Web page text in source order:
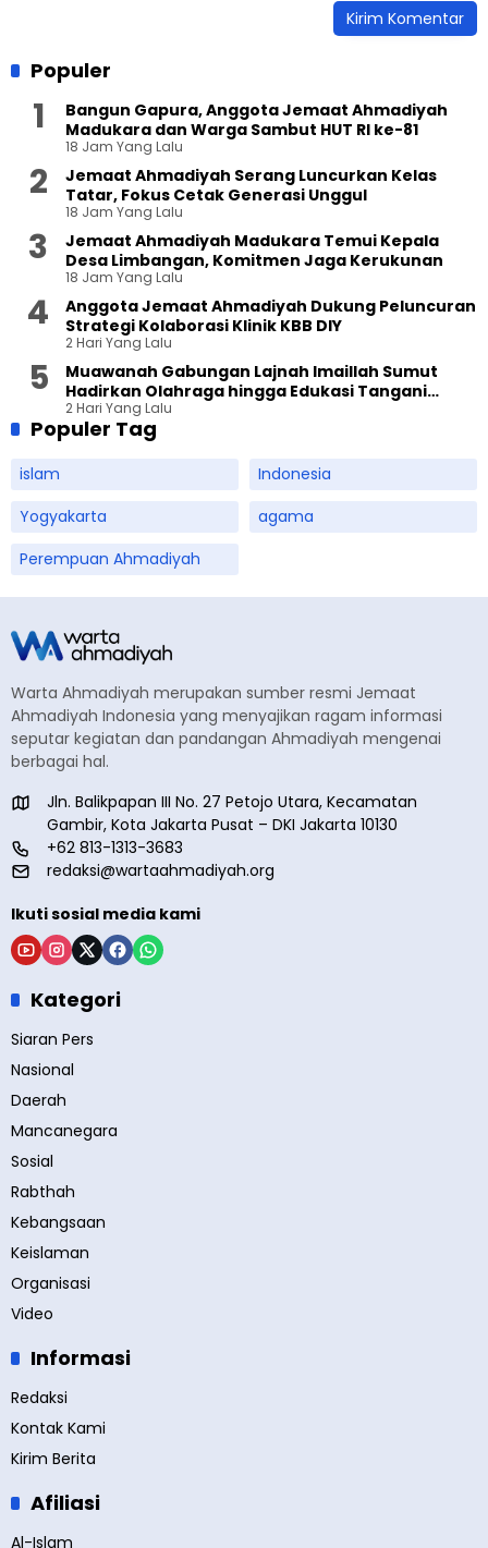
Populer
Bangun Gapura, Anggota Jemaat Ahmadiyah
Madukara dan Warga Sambut HUT RI ke-81
18 Jam Yang Lalu
Jemaat Ahmadiyah Serang Luncurkan Kelas
Tatar, Fokus Cetak Generasi Unggul
18 Jam Yang Lalu
Jemaat Ahmadiyah Madukara Temui Kepala
Desa Limbangan, Komitmen Jaga Kerukunan
18 Jam Yang Lalu
Anggota Jemaat Ahmadiyah Dukung Peluncuran
Strategi Kolaborasi Klinik KBB DIY
2 Hari Yang Lalu
Muawanah Gabungan Lajnah Imaillah Sumut
Hadirkan Olahraga hingga Edukasi Tangani
Sampah
2 Hari Yang Lalu
Populer Tag
islam
Indonesia
Yogyakarta
agama
Perempuan Ahmadiyah
Warta Ahmadiyah merupakan sumber resmi Jemaat
Ahmadiyah Indonesia yang menyajikan ragam informasi
seputar kegiatan dan pandangan Ahmadiyah mengenai
berbagai hal.
Jln. Balikpapan III No. 27 Petojo Utara, Kecamatan
Gambir, Kota Jakarta Pusat – DKI Jakarta 10130
+62 813-1313-3683
redaksi@wartaahmadiyah.org
Ikuti sosial media kami
Kategori
Siaran Pers
Nasional
Daerah
Mancanegara
Sosial
Rabthah
Kebangsaan
Keislaman
Organisasi
Video
Informasi
Redaksi
Kontak Kami
Kirim Berita
Afiliasi
Al-Islam